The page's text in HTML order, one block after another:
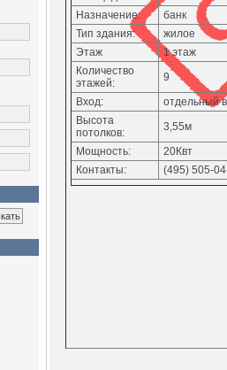
Назначение:
банк
Тип здания:
жилое
Этаж
1 этаж
Количество
этажей:
9
Вход:
отдельный
Высота
потолков:
3,55м
Мощность:
20Квт
Контакты:
(495) 505-